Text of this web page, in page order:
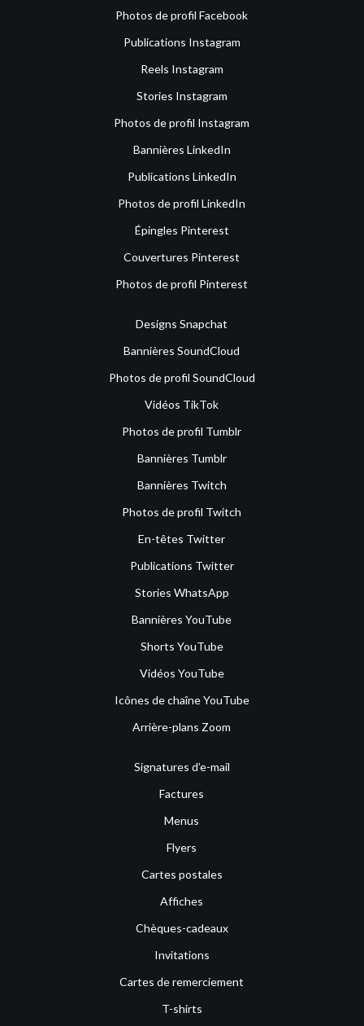
Photos de profil Facebook
Publications Instagram
Reels Instagram
Stories Instagram
Photos de profil Instagram
Bannières LinkedIn
Publications LinkedIn
Photos de profil LinkedIn
Épingles Pinterest
Couvertures Pinterest
Photos de profil Pinterest
Designs Snapchat
Bannières SoundCloud
Photos de profil SoundCloud
Vidéos TikTok
Photos de profil Tumblr
Bannières Tumblr
Bannières Twitch
Photos de profil Twitch
En-têtes Twitter
Publications Twitter
Stories WhatsApp
Bannières YouTube
Shorts YouTube
Vidéos YouTube
Icônes de chaîne YouTube
Arrière-plans Zoom
Signatures d’e-mail
Factures
Menus
Flyers
Cartes postales
Affiches
Chèques-cadeaux
Invitations
Cartes de remerciement
T-shirts